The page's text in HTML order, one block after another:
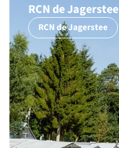
RCN de Jagerstee
RCN de Jagerstee